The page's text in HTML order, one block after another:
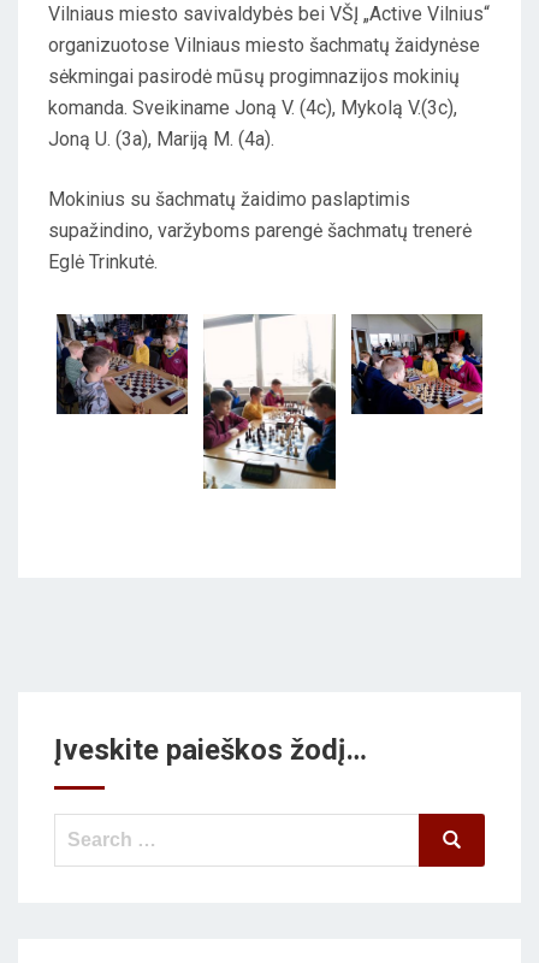
S
T
E
O
N
Vilniaus miesto savivaldybės bei VŠĮ „Active Vilnius“
organizuotose Vilniaus miesto šachmatų žaidynėse
sėkmingai pasirodė mūsų progimnazijos mokinių
komanda. Sveikiname Joną V. (4c), Mykolą V.(3c),
Joną U. (3a), Mariją M. (4a).
Mokinius su šachmatų žaidimo paslaptimis
supažindino, varžyboms parengė šachmatų trenerė
Eglė Trinkutė.
Įveskite paieškos žodį…
Search
Search